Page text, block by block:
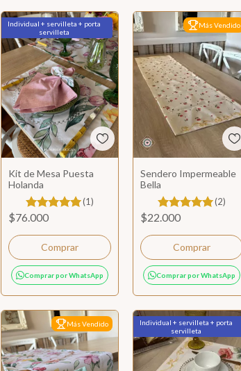
Más Vendido
Individual + servilleta + porta
servilleta
Kit de Mesa Puesta
Holanda
(1)
$76.000
Comprar
Comprar por WhatsApp
Más Vendido
Sendero Impermeable
Bella
(2)
$22.000
Comprar por WhatsApp
Más Vendido Más Vendido
Individual + servilleta + porta
servilleta